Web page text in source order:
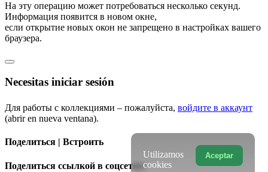
На эту операцию может потребоваться несколько секунд.
Информация появится в новом окне,
если открытие новых окон не запрещено в настройках вашего
браузера.
Necesitas iniciar sesión
Для работы с коллекциями – пожалуйста, войдите в аккаунт
(abrir en nueva ventana).
Поделиться | Встроить
Поделиться ссылкой в соцсетях:
Aceptar
Utilizamos
cookies